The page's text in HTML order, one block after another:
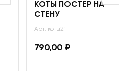
КОТЫ ПОСТЕР НА
СТЕНУ
Арт: коты21
790,00 ₽